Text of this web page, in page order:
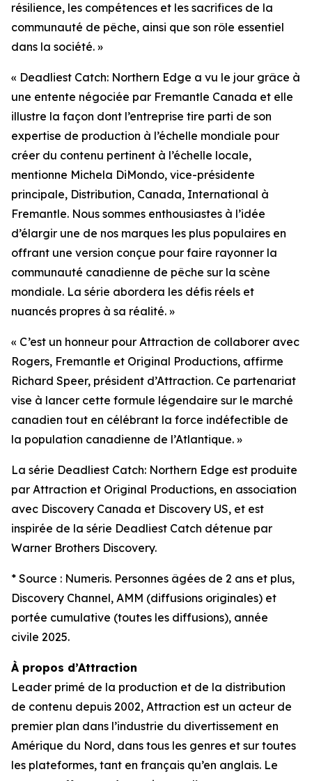
résilience, les compétences et les sacrifices de la
communauté de pêche, ainsi que son rôle essentiel
dans la société. »
« Deadliest Catch: Northern Edge a vu le jour grâce à
une entente négociée par Fremantle Canada et elle
illustre la façon dont l’entreprise tire parti de son
expertise de production à l’échelle mondiale pour
créer du contenu pertinent à l’échelle locale,
mentionne Michela DiMondo, vice-présidente
principale, Distribution, Canada, International à
Fremantle. Nous sommes enthousiastes à l’idée
d’élargir une de nos marques les plus populaires en
offrant une version conçue pour faire rayonner la
communauté canadienne de pêche sur la scène
mondiale. La série abordera les défis réels et
nuancés propres à sa réalité. »
« C’est un honneur pour Attraction de collaborer avec
Rogers, Fremantle et Original Productions, affirme
Richard Speer, président d’Attraction. Ce partenariat
vise à lancer cette formule légendaire sur le marché
canadien tout en célébrant la force indéfectible de
la population canadienne de l’Atlantique. »
La série Deadliest Catch: Northern Edge est produite
par Attraction et Original Productions, en association
avec Discovery Canada et Discovery US, et est
inspirée de la série Deadliest Catch détenue par
Warner Brothers Discovery.
* Source : Numeris. Personnes âgées de 2 ans et plus,
Discovery Channel, AMM (diffusions originales) et
portée cumulative (toutes les diffusions), année
civile 2025.
À propos d’Attraction
Leader primé de la production et de la distribution
de contenu depuis 2002, Attraction est un acteur de
premier plan dans l’industrie du divertissement en
Amérique du Nord, dans tous les genres et sur toutes
les plateformes, tant en français qu’en anglais. Le